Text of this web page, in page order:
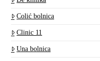
Colić bolnica
Clinic 11
Una bolnica